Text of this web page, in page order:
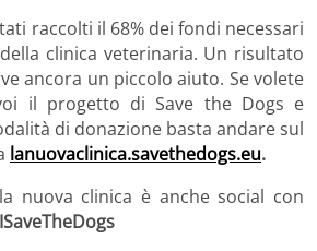
raccolti il 68% dei fondi necessari
clinica veterinaria. Un risultato
ancora un piccolo aiuto. Se volete
il progetto di Save the Dogs e
di donazione basta andare sul
lanuovaclinica.savethedogs.eu.
nuova clinica è anche social con